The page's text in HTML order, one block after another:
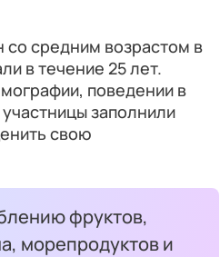
со средним возрастом в
в течение 25 лет.
поведении в
заполнили
свою
фруктов,
морепродуктов и